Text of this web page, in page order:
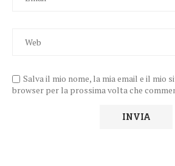
Salva il mio nome, la mia email e il mio
browser per la prossima volta che